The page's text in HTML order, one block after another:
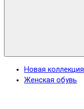
Новая коллекция
Женская обувь